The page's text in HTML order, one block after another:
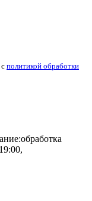
политикой обработки
обработка